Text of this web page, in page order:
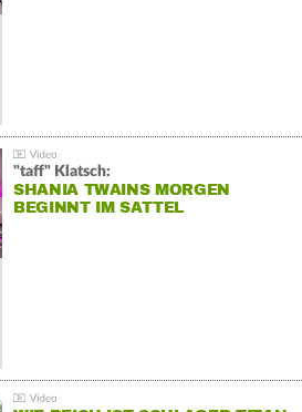
"taff" Klatsch:
SHANIA TWAINS MORGEN
BEGINNT IM SATTEL